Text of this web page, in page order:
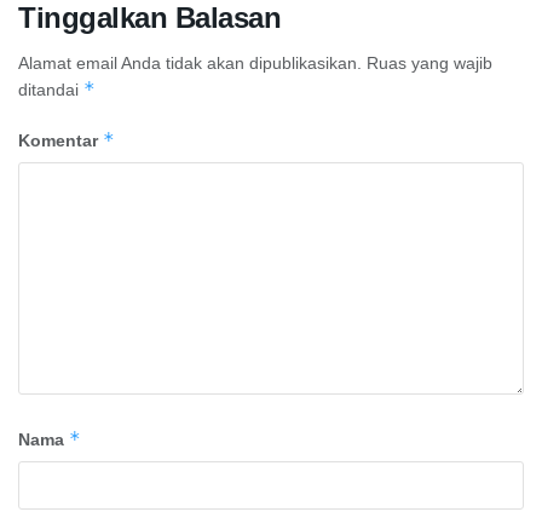
Tinggalkan Balasan
Alamat email Anda tidak akan dipublikasikan. Ruas yang wajib
ditandai *
Komentar *
Nama *